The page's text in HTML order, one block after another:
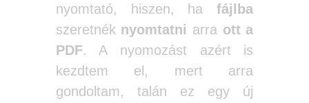
nyomtató, hiszen, hafájlba
szeretnék nyomtatni arra ott a
PDF. A nyomozást azért is
kezdtem el, mert arra
gondoltam, talán ez egy új